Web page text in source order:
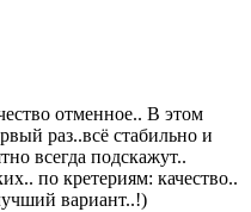
отменное.. В этом
раз..всë стабильно и
всегда подскажут..
по кретериям: качество..
вариант..!)